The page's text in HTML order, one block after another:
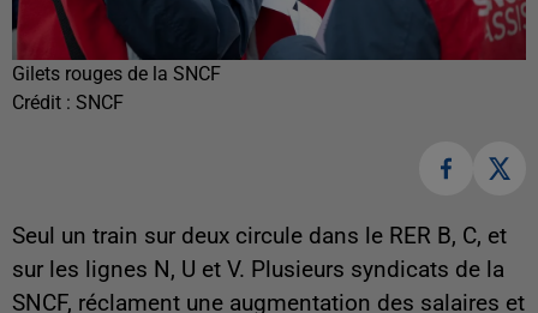
Gilets rouges de la SNCF
Crédit : SNCF
Seul un train sur deux circule dans le RER B, C, et
sur les lignes N, U et V. Plusieurs syndicats de la
SNCF, réclament une augmentation des salaires et